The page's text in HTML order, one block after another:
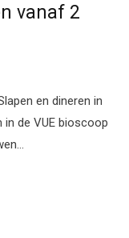
vanaf 2
en dineren in
in de VUE bioscoop